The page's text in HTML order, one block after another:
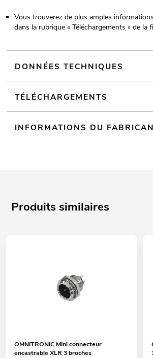
Vous trouverez de plus amples
dans la rubrique « Téléchargements » de la
DONNÉES TECHNIQUES
TÉLÉCHARGEMENTS
INFORMATIONS DU
Produits similaires
OMNITRONIC Mini connecteur
encastrable XLR 3 broches